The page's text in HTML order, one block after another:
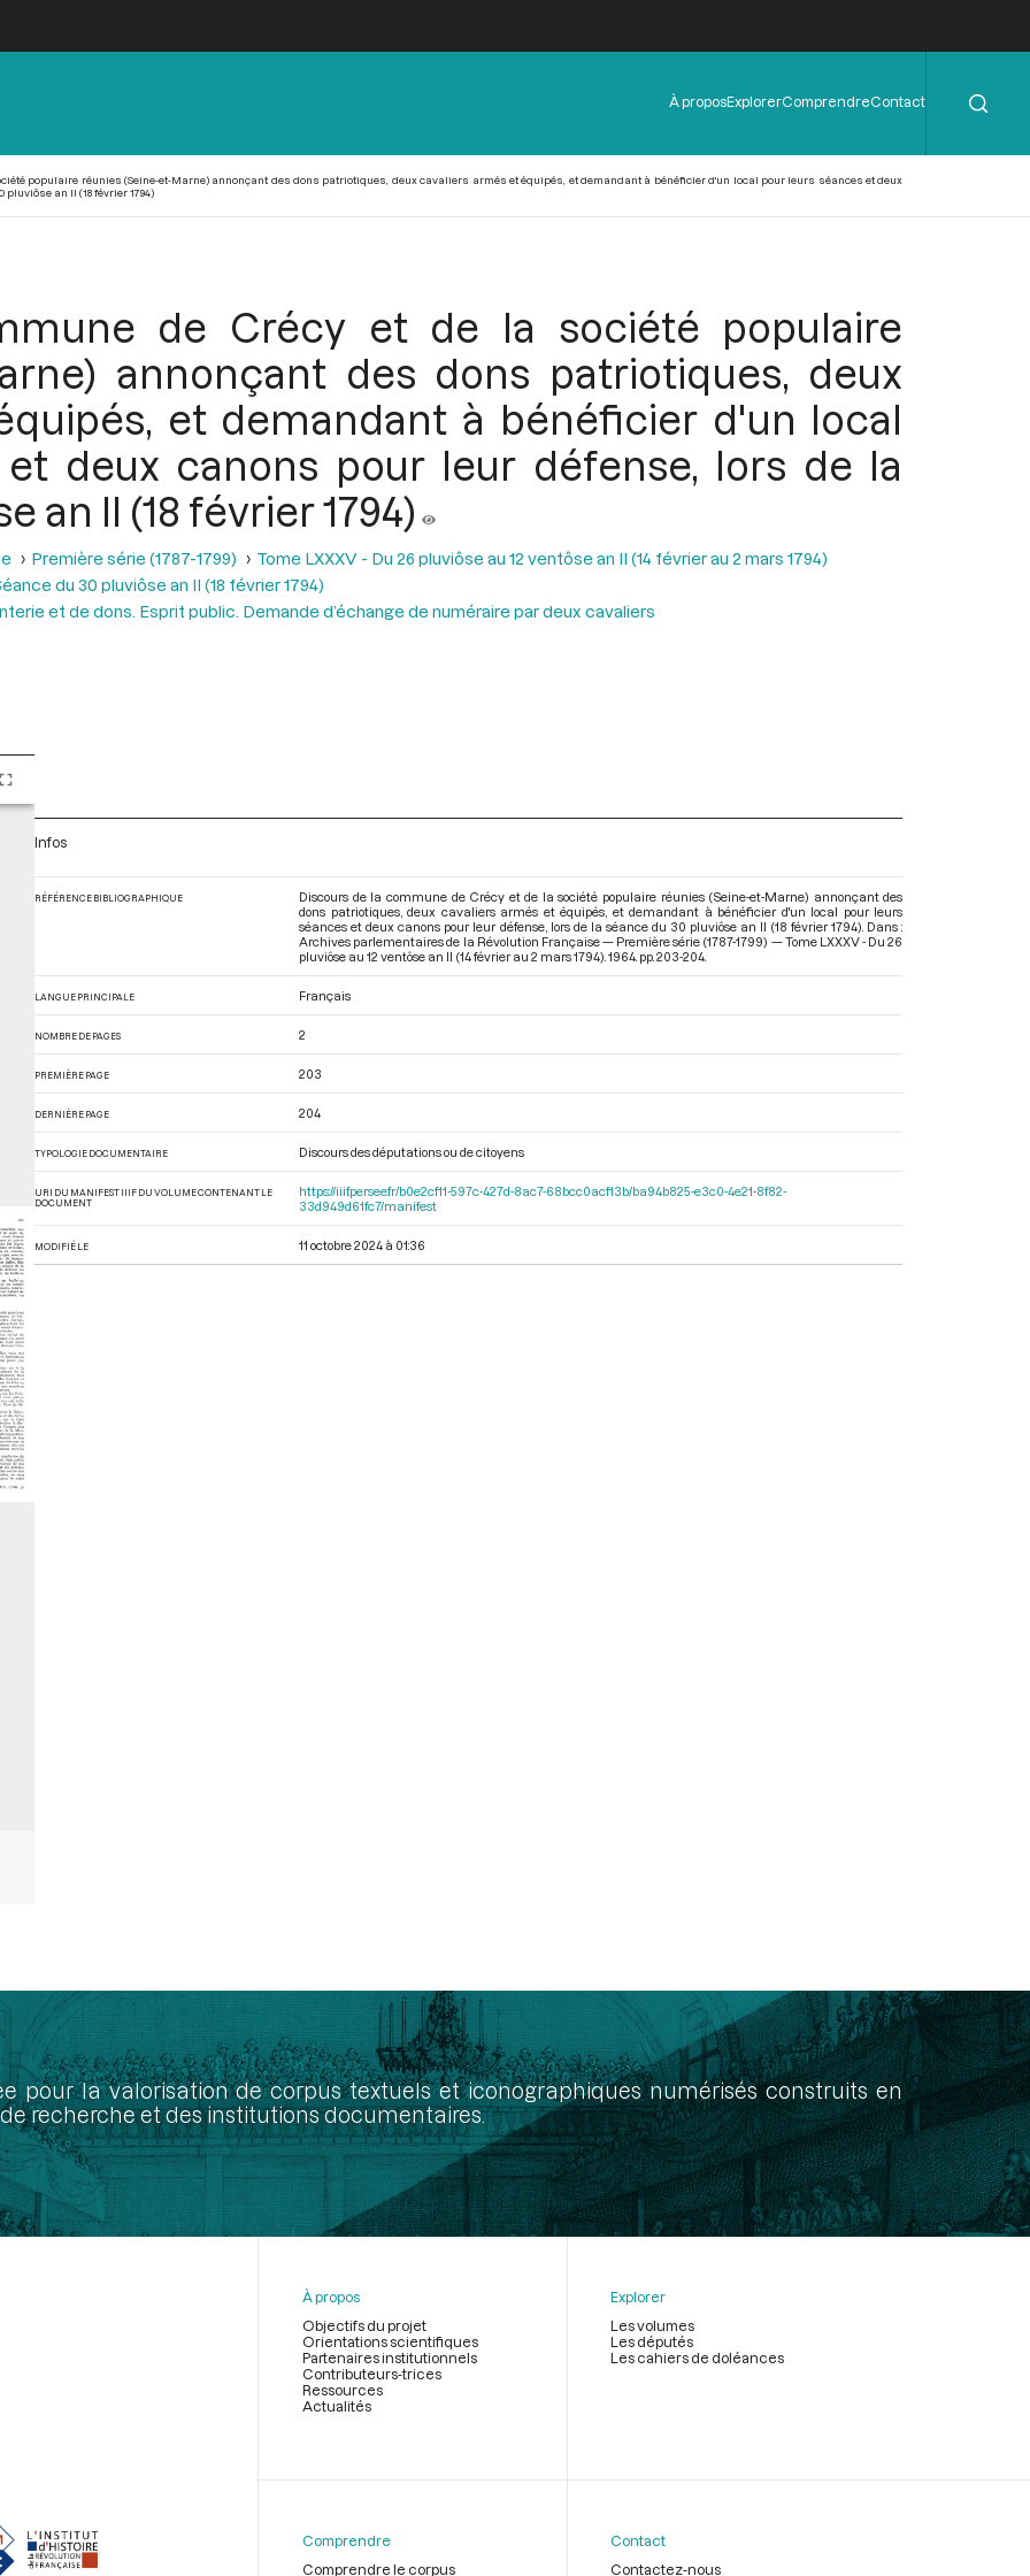
Menu
de
À proposExplorerComprendreContact
populaire réunies (Seine-et-Marne) annonçant des dons patriotiques, deux cavaliers armés et équipés, et demandant à bénéficier d'un local pour leurs séances et deux
an II (18 février 1794)
de Crécy et de la société populaire
annonçant des dons patriotiques, deux
et demandant à bénéficier d'un local
deux canons pour leur défense, lors de la
an II (18 février 1794)
Première série (1787-1799)
Tome LXXXV - Du 26 pluviôse au 12 ventôse an II (14 février au 2 mars 1794)
du 30 pluviôse an II (18 février 1794)
et de dons. Esprit public. Demande d’échange de numéraire par deux cavaliers
Infos
RÉFÉRENCE BIBLIOGRAPHIQUE
Discours de la commune de Crécy et de la société populaire réunies (Seine-et-Marne) annonçant des
dons patriotiques, deux cavaliers armés et équipés, et demandant à bénéficier d'un local pour leurs
séances et deux canons pour leur défense, lors de la séance du 30 pluviôse an II (18 février 1794). Dans :
Archives parlementaires de la Révolution Française — Première série (1787-1799) — Tome LXXXV - Du 26
pluviôse au 12 ventôse an II (14 février au 2 mars 1794) . 1964. pp. 203-204.
LANGUE PRINCIPALE Français
NOMBRE DE PAGES 2
PREMIÈRE PAGE 203
DERNIÈRE PAGE 204
TYPOLOGIE DOCUMENTAIRE Discours des députations ou de citoyens
URI DU MANIFEST IIIF DU VOLUME CONTENANT LE
DOCUMENT
https://iiif.persee.fr/b0e2cf11-597c-427d-8ac7-68bcc0acf13b/ba94b825-e3c0-4e21-8f82-
33d949d61fc7/manifest
MODIFIÉ LE 11 octobre 2024 à 01:36
pour la valorisation de corpus textuels et iconographiques numérisés construits en
recherche et des institutions documentaires.
page
À propos
Objectifs du projet
Orientations scientifiques
Partenaires institutionnels
Contributeurs-trices
Ressources
Actualités
Explorer
Les volumes
Les députés
Les cahiers de doléances
Comprendre
Comprendre le corpus
Contact
Contactez-nous